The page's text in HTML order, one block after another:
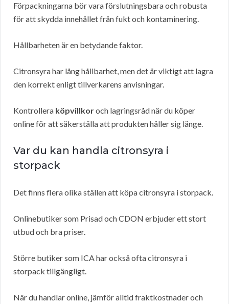
Förpackningarna bör vara förslutningsbara och robusta
för att skydda innehållet från fukt och kontaminering.
Hållbarheten är en betydande faktor.
Citronsyra har lång hållbarhet, men det är viktigt att lagra
den korrekt enligt tillverkarens anvisningar.
Kontrollera köpvillkoroch lagringsråd när du köper
online för att säkerställa att produkten håller sig länge.
Var du kan handla citronsyra i
storpack
Det finns flera olika ställen att köpa citronsyra i storpack.
Onlinebutiker som Prisad och CDON erbjuder ett stort
utbud och bra priser.
Större butiker som ICA har också ofta citronsyra i
storpack tillgängligt.
När du handlar online, jämför alltid fraktkostnader och